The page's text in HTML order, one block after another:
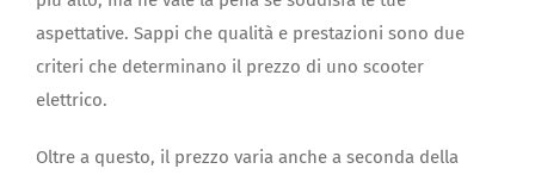
aspettative. Sappi che qualità e prestazioni sono due
criteri che determinano il prezzo di uno scooter
elettrico.
Oltre a questo, il prezzo varia anche a seconda della